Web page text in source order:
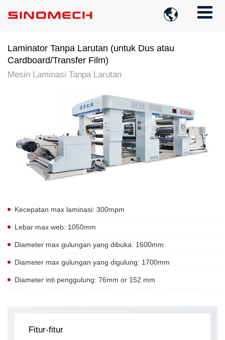

Laminator Tanpa Larutan (untuk Dus atau
Cardboard/Transfer Film)
Mesin Laminasi Tanpa Larutan
Kecepatan max laminasi: 300mpm
Lebar max web: 1050mm
Diameter max gulungan yang dibuka: 1600mm
Diameter max gulungan yang digulung: 1700mm
Diameter inti penggulung: 76mm or 152 mm
Fitur-fitur